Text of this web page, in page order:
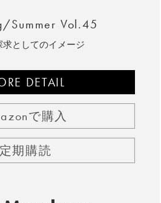
Summer Vol.45
としてのイメージ
DETAIL
で購入
定期購読